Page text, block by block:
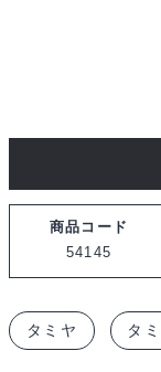
OP.1145
TB-
EX
商品コード
54145
タミヤ タ